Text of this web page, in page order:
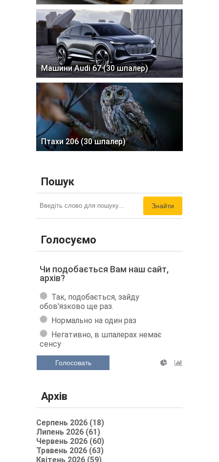
Машини Audi 67 (30 шпалер)
Птахи 206 (30 шпалер)
Пошук
Знайти
Голосуємо
Чи подобається Вам наш сайт,
архів?
Так, подобається, зайду
обов'язково ще раз.
Нормально на один раз
Негативно, в шпалерах немає
сенсу
Голосовать
Архів
Серпень 2026 (18)
Липень 2026 (61)
Червень 2026 (60)
Травень 2026 (63)
Квітень 2026 (59)